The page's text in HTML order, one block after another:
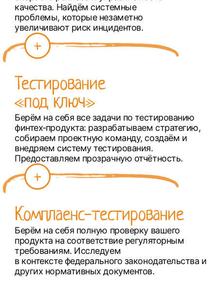
качества. Найдём системные
проблемы, которые незаметно
увеличивают риск инцидентов.
Тестирование
«под ключ»
Берём на себя все задачи по тестированию
финтех‑продукта: разрабатываем стратегию,
собираем проектную команду, создаём и
внедряем систему тестирования.
Предоставляем прозрачную отчётность.
Комплаенс-тестирование
Берём на себя полную проверку вашего
продукта на соответствие регуляторным
требованиям. Исследуем
в контексте федерального законодательства и
других нормативных документов.